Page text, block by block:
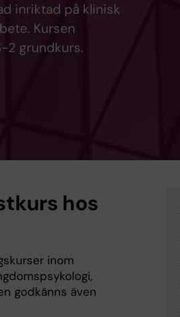
inriktad på klinisk
Kursen
2 grundkurs.
hos
inom
godkänns även